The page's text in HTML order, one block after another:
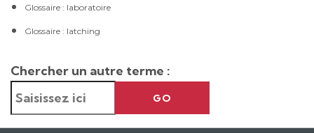
Glossaire : laboratoire
Glossaire : latching
Chercher un autre terme :
GO